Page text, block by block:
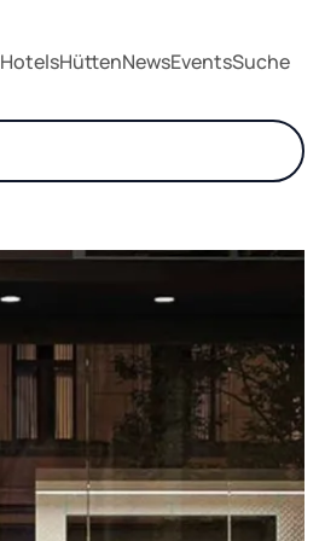
HotelsHüttenNewsEventsSuche